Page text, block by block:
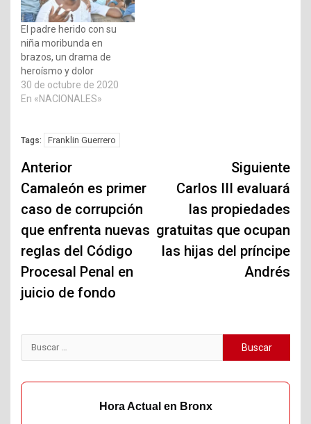
El padre herido con su
niña moribunda en
brazos, un drama de
heroísmo y dolor
30 de octubre de 2020
En «NACIONALES»
Tags: Franklin Guerrero
Navegación
de
entradas
Anterior
Camaleón es primer
caso de corrupción
que enfrenta nuevas
reglas del Código
Procesal Penal en
juicio de fondo
Siguiente
Carlos III evaluará
las propiedades
gratuitas que ocupan
las hijas del príncipe
Andrés
Buscar:
Hora Actual en Bronx